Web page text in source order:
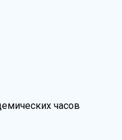
часов